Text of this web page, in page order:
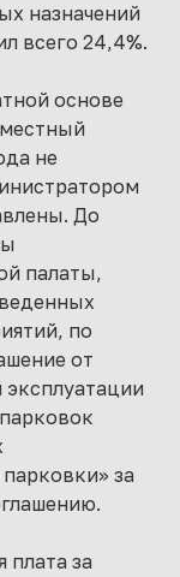
назначений
всего 24,4%.
основе
не
До
палаты,
по
от
за
плата за